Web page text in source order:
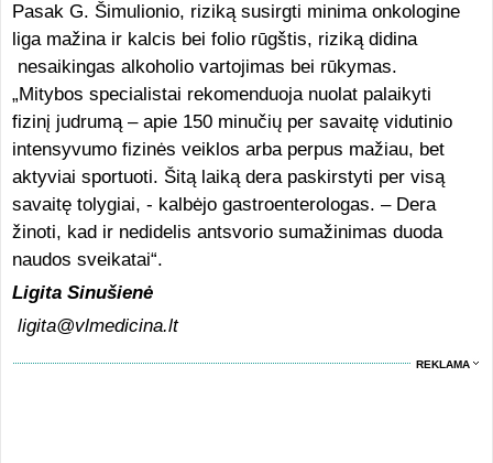
Pasak G. Šimulionio, riziką susirgti minima onkologine
liga mažina ir kalcis bei folio rūgštis, riziką didina
nesaikingas alkoholio vartojimas bei rūkymas.
„Mitybos specialistai rekomenduoja nuolat palaikyti
fizinį judrumą – apie 150 minučių per savaitę vidutinio
intensyvumo fizinės veiklos arba perpus mažiau, bet
aktyviai sportuoti. Šitą laiką dera paskirstyti per visą
savaitę tolygiai, - kalbėjo gastroenterologas. – Dera
žinoti, kad ir nedidelis antsvorio sumažinimas duoda
naudos sveikatai“.
Ligita Sinušienė
ligita@vlmedicina.lt
REKLAMA